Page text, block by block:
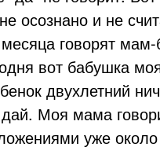
осознано и не
говорят мам-
вот бабушка
двухлетний
Моя мама
уже